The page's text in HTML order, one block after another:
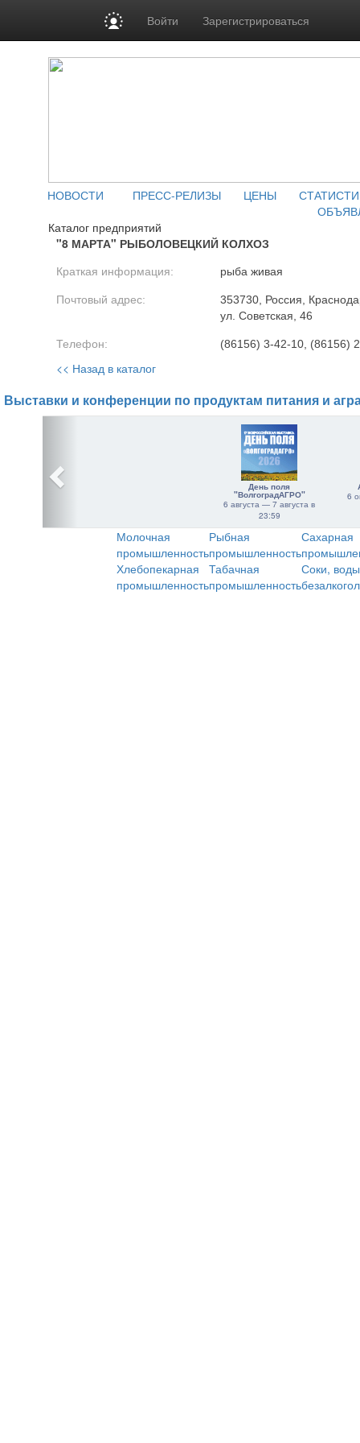
Войти Зарегистрироваться
НОВОСТИ ПРЕСС-РЕЛИЗЫ ЦЕНЫ
Каталог предприятий
"8 МАРТА" РЫБОЛОВЕЦКИЙ КОЛХОЗ
Краткая информация: рыба живая
Почтовый адрес:
353730, Россия,
ул. Советская, 46
Телефон: (86156) 3-42-10, (86156)
<< Назад в каталог
Выставки и конференции по продуктам питания и
День поля
"ВолгоградАГРО"
6 августа — 7 августа в
23:59
6
Молочная
промышленность
Рыбная
промышленность
Сахарная
Хлебопекарная
промышленность
Табачная
промышленность
Соки,